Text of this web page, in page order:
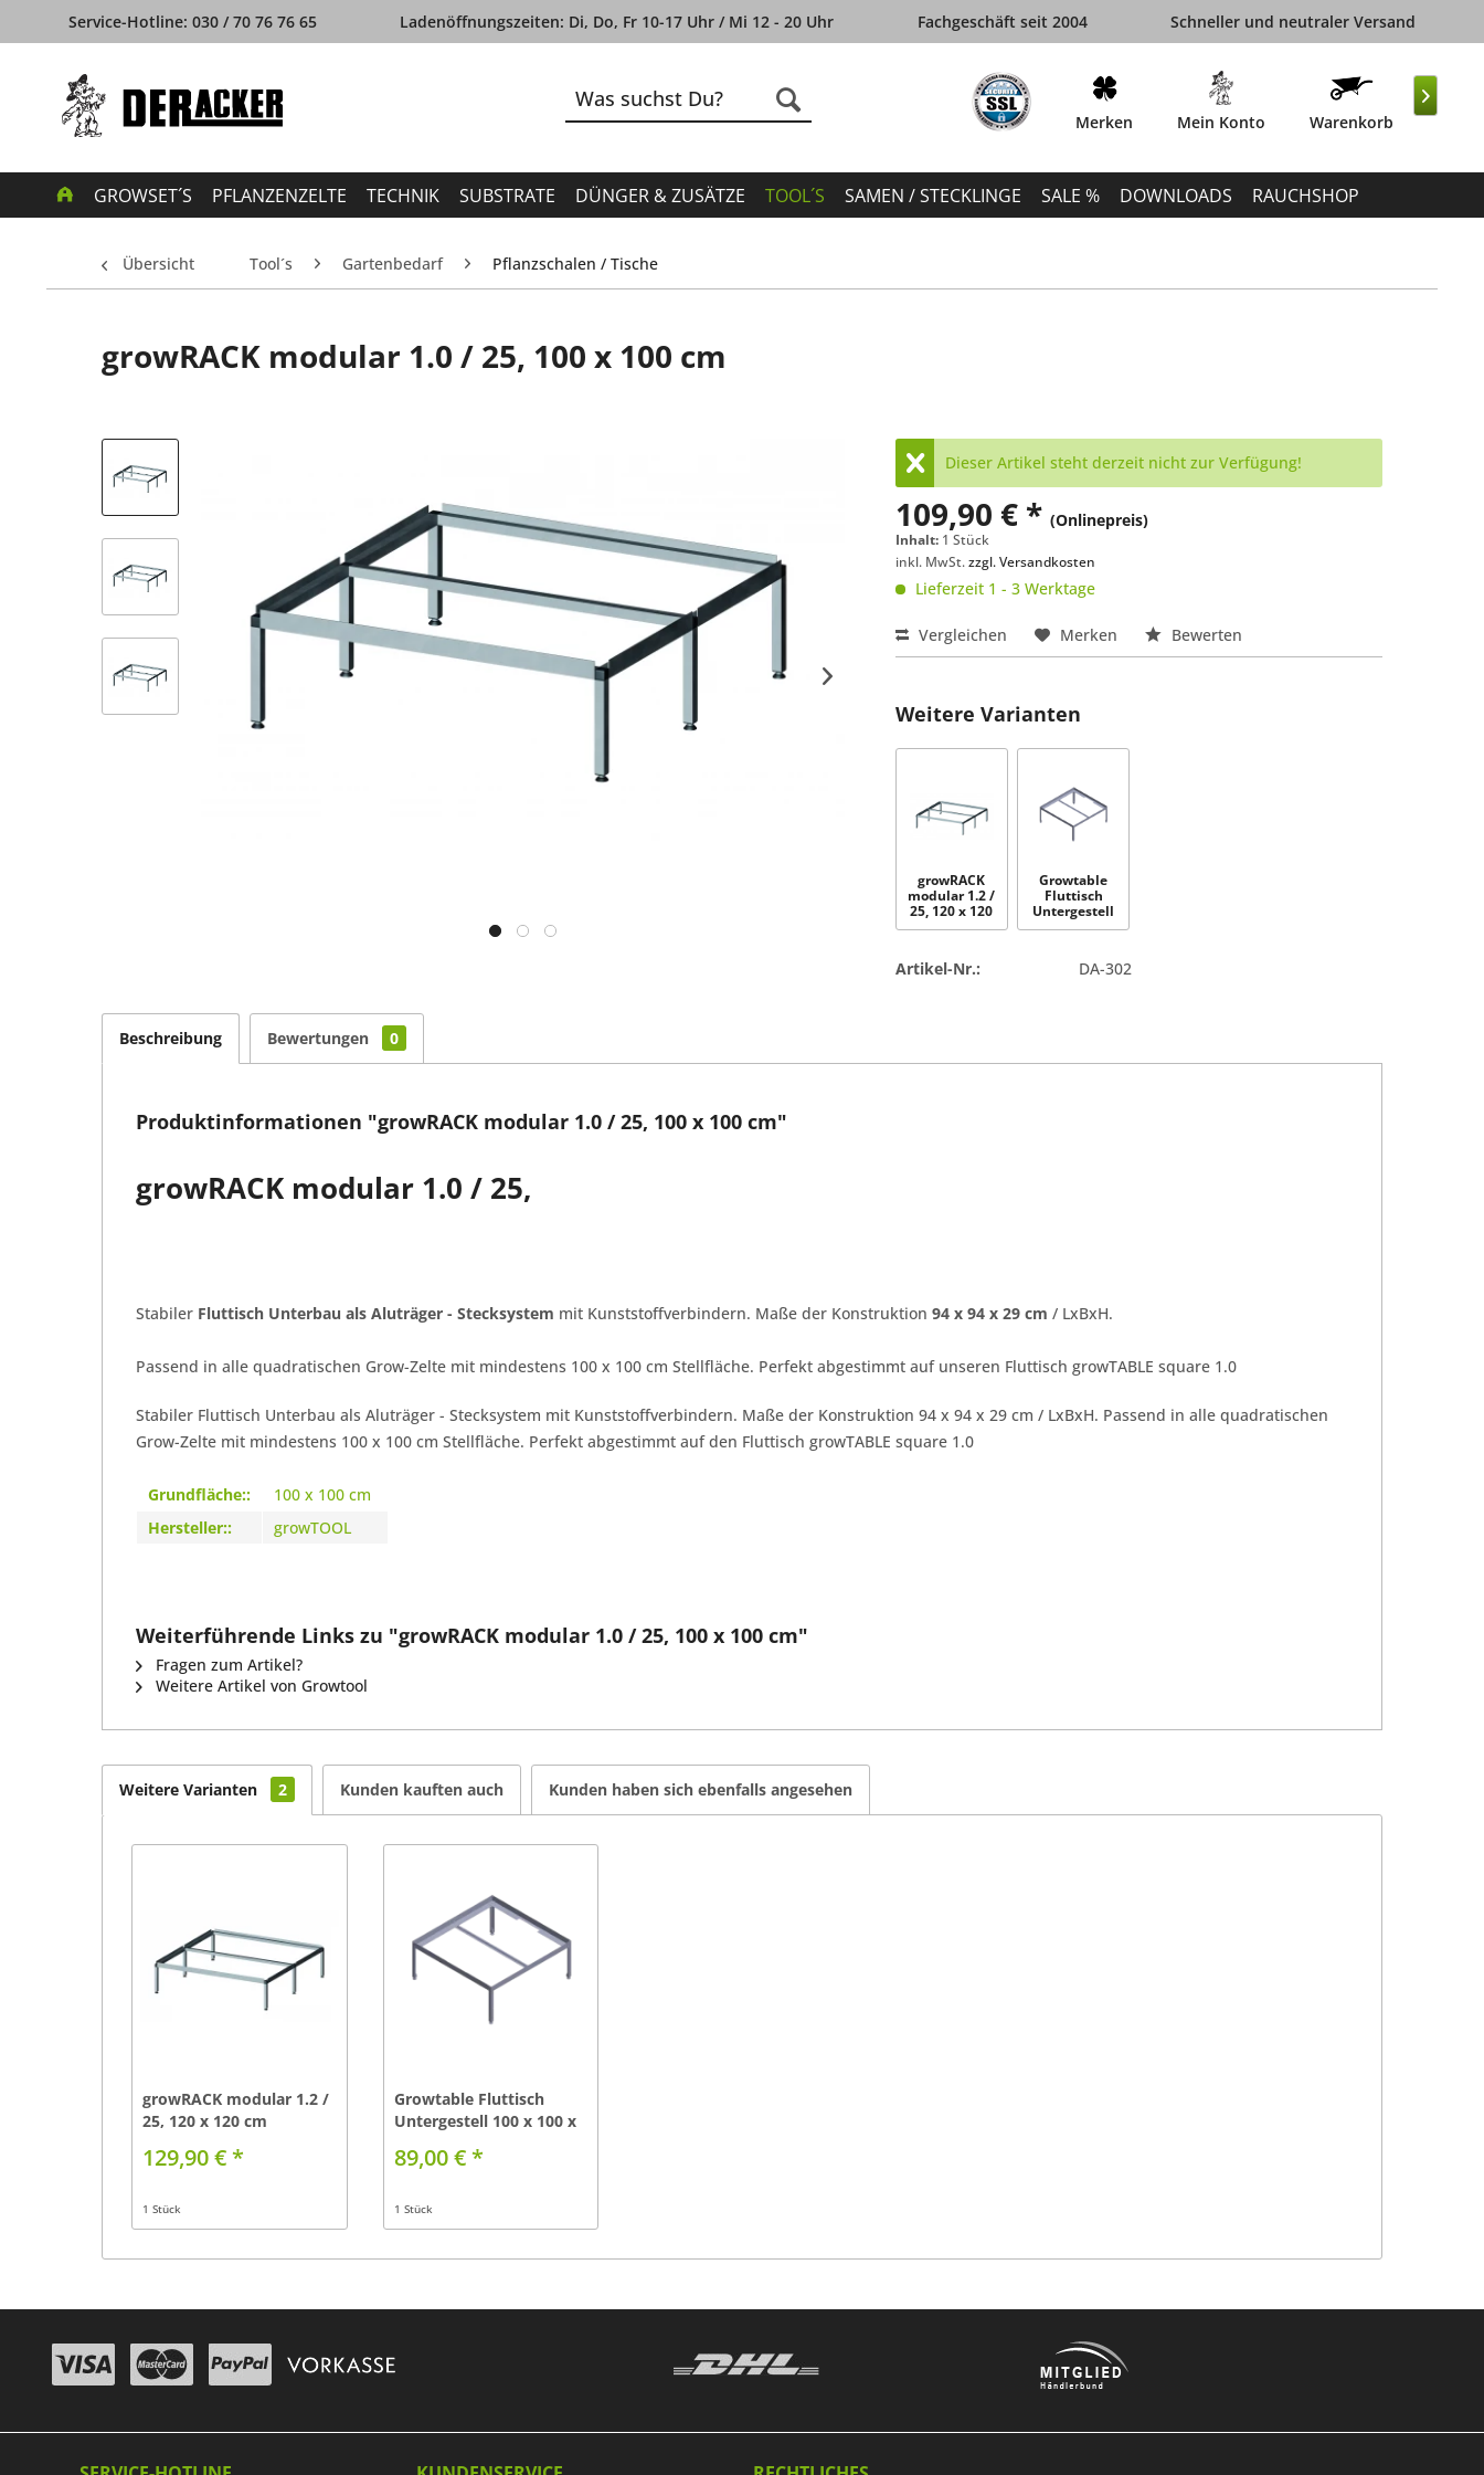
Service-Hotline: 030 / 70 76 76 65 Ladenöffnungszeiten: Di, Do, Fr 10-17 Uhr / Mi 12 - 20 Uhr Fachgeschäft seit 2004 Schneller und neutraler Versand
Merken Mein Konto Warenkorb
GROWSET´S PFLANZENZELTE TECHNIK SUBSTRATE DÜNGER & ZUSÄTZE TOOL´S SAMEN / STECKLINGE SALE % DOWNLOADS RAUCHSHOP

Übersicht Tool´s Gartenbedarf Pflanzschalen / Tische
growRACK modular 1.0 / 25, 100 x 100 cm
Dieser Artikel steht derzeit nicht zur Verfügung!
109,90 € *(Onlinepreis)
Inhalt: 1 Stück
inkl. MwSt.zzgl. Versandkosten
Lieferzeit 1 - 3 Werktage
Vergleichen Merken Bewerten
Weitere Varianten
growRACK
modular 1.2 /
25, 120 x 120
cm
Growtable
Fluttisch
Untergestell
100 x 100 x
Artikel-Nr.: DA-302
Beschreibung Bewertungen 0
Produktinformationen "growRACK modular 1.0 / 25, 100 x 100 cm"
growRACK modular 1.0 / 25,
Stabiler Fluttisch Unterbau als Aluträger - Stecksystem mit Kunststoffverbindern. Maße der Konstruktion 94 x 94 x 29 cm / LxBxH.
Passend in alle quadratischen Grow-Zelte mit mindestens 100 x 100 cm Stellfläche. Perfekt abgestimmt auf unseren Fluttisch growTABLE square 1.0
Stabiler Fluttisch Unterbau als Aluträger - Stecksystem mit Kunststoffverbindern. Maße der Konstruktion 94 x 94 x 29 cm / LxBxH. Passend in alle quadratischen
Grow-Zelte mit mindestens 100 x 100 cm Stellfläche. Perfekt abgestimmt auf den Fluttisch growTABLE square 1.0
Grundfläche::
100 x 100 cm
Hersteller::
growTOOL
Weiterführende Links zu "growRACK modular 1.0 / 25, 100 x 100 cm"
Fragen zum Artikel?
Weitere Artikel von Growtool
Weitere Varianten 2 Kunden kauften auch Kunden haben sich ebenfalls angesehen
growRACK modular 1.2 /
25, 120 x 120 cm
129,90 € *
1 Stück
Growtable Fluttisch
Untergestell 100 x 100 x
89,00 € *
1 Stück